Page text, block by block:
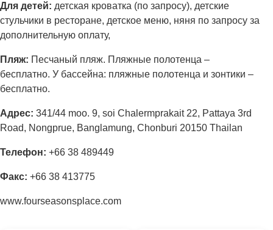
Для детей: детская кроватка (по запросу), детские
стульчики в ресторане, детское меню, няня по запросу за
дополнительную оплату,
Пляж: Песчаный пляж. Пляжные полотенца –
бесплатно. У бассейна: пляжные полотенца и зонтики –
бесплатно.
Адрес: 341/44 moo. 9, soi Chalermprakait 22, Pattaya 3rd
Road, Nongprue, Banglamung, Chonburi 20150 Thailan
Телефон: +66 38 489449
Факс: +66 38 413775
www.fourseasonsplace.com